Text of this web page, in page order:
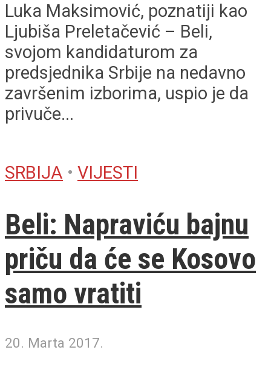
Luka Maksimović, poznatiji kao
Ljubiša Preletačević – Beli,
svojom kandidaturom za
predsjednika Srbije na nedavno
završenim izborima, uspio je da
privuče...
SRBIJA • VIJESTI
Beli: Napraviću bajnu
priču da će se Kosovo
samo vratiti
20. Marta 2017.